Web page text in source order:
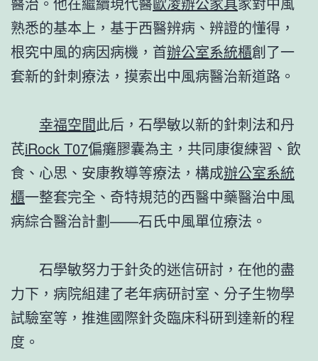
熟悉的基本上，基于西醫辨病、辨證的懂得，
根究中風的病因病機，首辦公室系統櫃創了一
套新的針刺療法，摸索出中風病醫治新道路。
幸福空間此后，石學敏以新的針刺法和丹
芪iRock T07偏癱膠囊為主，共同康復練習、飲
食、心思、安康教導等療法，構成辦公室系統
櫃一整套完全、奇特規范的西醫中藥醫治中風
病綜合醫治計劃——石氏中風單位療法。
石學敏努力于針灸的迷信研討，在他的盡
力下，病院組建了老年病研討室、分子生物學
試驗室等，推進國際針灸臨床科研到達新的程
度。